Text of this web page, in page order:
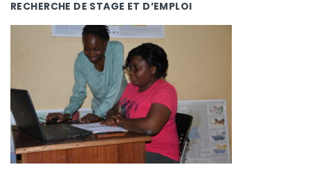
RECHERCHE DE STAGE ET D’EMPLOI